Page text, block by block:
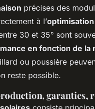
précises des
à l’
30 et 35° sont
en fonction de la
ou poussière
reste possible.
garanties,